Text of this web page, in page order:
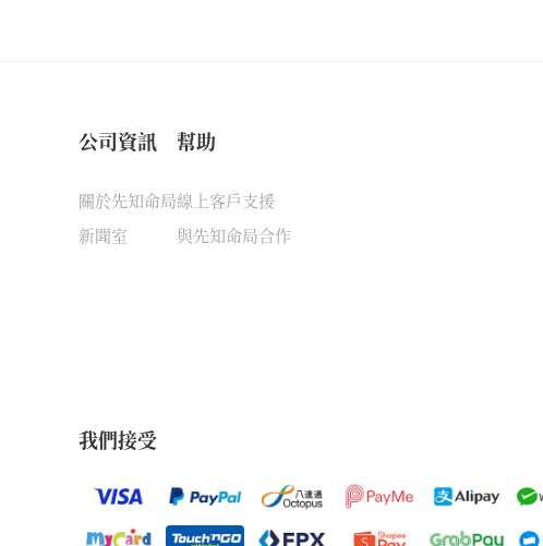
公司資訊
關於先知命局
新聞室
幫助
線上客戶支援
與先知命局合作
我們接受